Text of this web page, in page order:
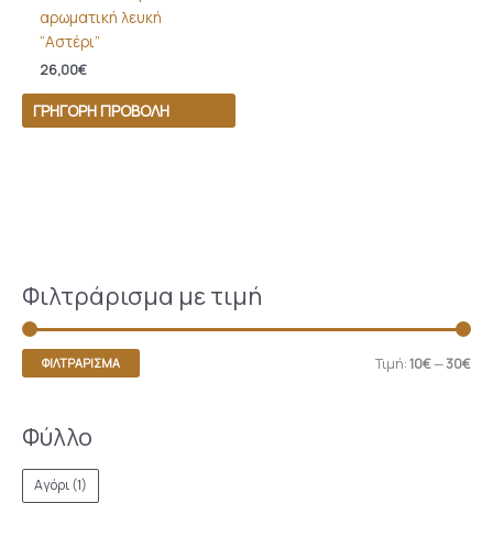
Φιλτράρισμα με τιμή
ΦΙΛΤΡΆΡΙΣΜΑ Τιμή:10€—30€
Φύλλο
Αγόρι(1)
αρωματική λευκή
“Αστέρι”
26,00€
ΓΡΉΓΟΡΗ ΠΡΟΒΟΛΉ